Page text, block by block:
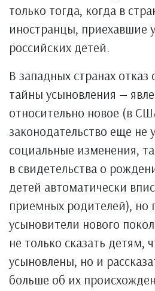
только тогда, когда в
иностранцы, приехавшие
российских детей.
В западных странах отказ
тайны усыновления —
относительно новое (в
законодательство еще не
социальные изменения,
в свидетельства о
детей автоматически
приемных родителей), но
усыновители нового
не только сказать детям,
усыновлены, но и
больше об их